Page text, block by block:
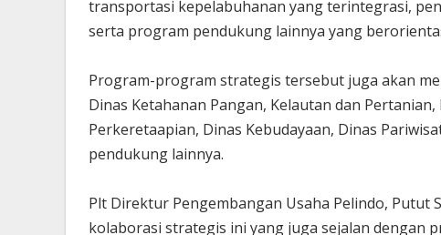
transportasi kepelabuhanan yang terintegrasi,
serta program pendukung lainnya yang
Program-program strategis tersebut juga akan
Dinas Ketahanan Pangan, Kelautan dan
Perkeretaapian, Dinas Kebudayaan, Dinas
pendukung lainnya.
Plt Direktur Pengembangan Usaha Pelindo,
kolaborasi strategis ini yang juga sejalan dengan